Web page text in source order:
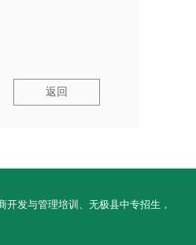
返回
发与管理培训、无极县中专招生，